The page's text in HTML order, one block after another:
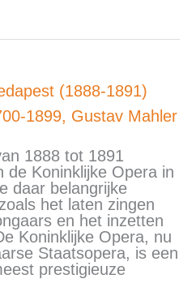
(1888-1891)
1899, Gustav Mahler
1888 tot 1891
de Koninklijke Opera in
daar belangrijke
het laten zingen
en het inzetten
Koninklijke Opera, nu
Staatsopera, is een
prestigieuze